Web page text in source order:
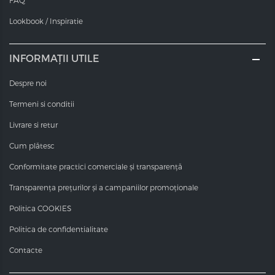
foarte puternice, pentru rezultate și mai exacte.
Valorile pH-ului vopselelor COT sunt între 10,0 și 11,6 - în
funcție de nuanță.
Lookbook / Inspiratie
INFORMAȚII UTILE
Despre noi
Termeni si conditii
Livrare si retur
Cum plătesc
Conformitate practici comerciale și transparență
Transparența prețurilor și a campaniilor promoționale
Politica COOKIES
Politica de confidentialitate
Contacte